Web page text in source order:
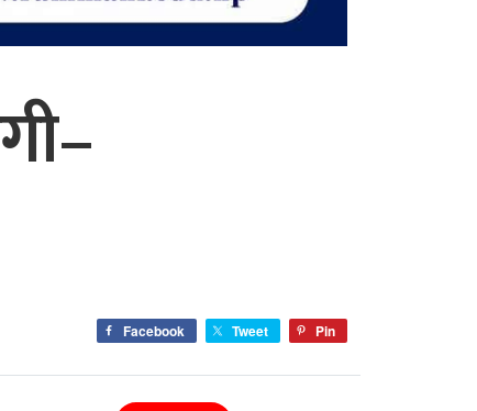
Facebook Tweet Pin